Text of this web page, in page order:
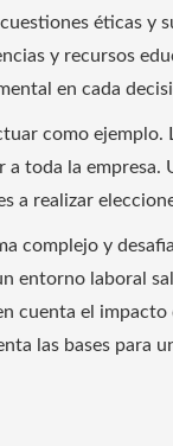
éticas y
y recursos
en cada
como ejemplo.
toda la empresa.
a realizar
complejo y
entorno laboral
cuenta el impacto
las bases para